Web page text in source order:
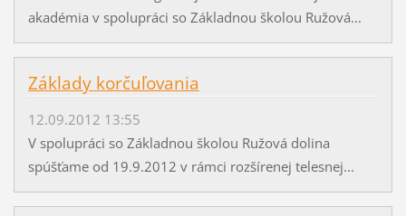
akadémia v spolupráci so Základnou školou Ružová...
Základy korčuľovania
12.09.2012 13:55
V spolupráci so Základnou školou Ružová dolina
spúšťame od 19.9.2012 v rámci rozšírenej telesnej...